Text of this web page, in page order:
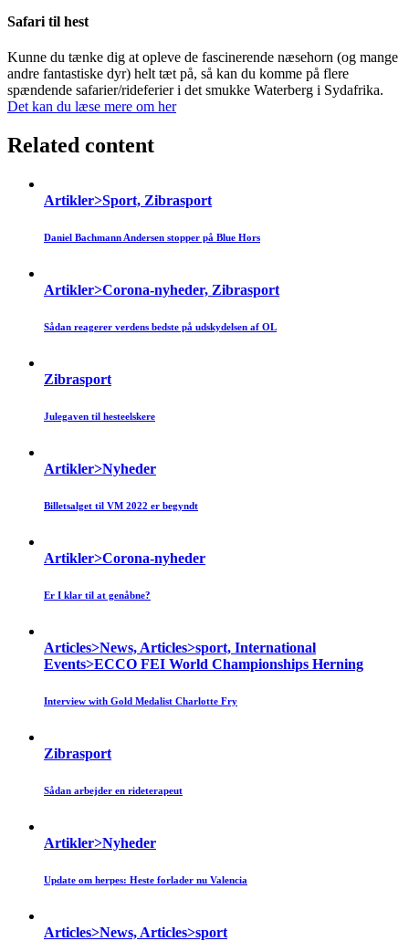
Safari til hest
Kunne du tænke dig at opleve de fascinerende næsehorn (og mange
andre fantastiske dyr) helt tæt på, så kan du komme på flere
spændende safarier/rideferier i det smukke Waterberg i Sydafrika.
Det kan du læse mere om her
Related content
Artikler>Sport, Zibrasport
Daniel Bachmann Andersen stopper på Blue Hors
Artikler>Corona-nyheder, Zibrasport
Sådan reagerer verdens bedste på udskydelsen af OL
Zibrasport
Julegaven til hesteelskere
Artikler>Nyheder
Billetsalget til VM 2022 er begyndt
Artikler>Corona-nyheder
Er I klar til at genåbne?
Articles>News, Articles>sport, International
Events>ECCO FEI World Championships Herning
Interview with Gold Medalist Charlotte Fry
Zibrasport
Sådan arbejder en rideterapeut
Artikler>Nyheder
Update om herpes: Heste forlader nu Valencia
Articles>News, Articles>sport